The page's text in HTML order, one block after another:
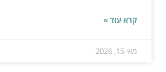
קרא עוד »
מאי 15, 2026